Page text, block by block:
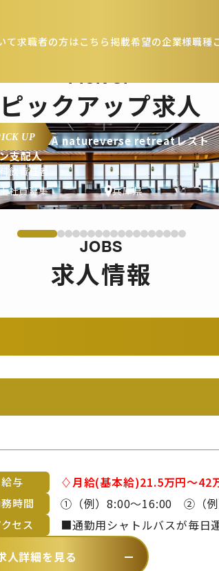
て求職者の方はこちら 掲載希望の企業様職種
ピックアップ求人
UP
PASONA natureverse retreatレスト
支配人
飲責任者
社員募集
兵庫県
JOBS
求人情報
給与
♢月給(基本給)21.5万円～42万円以
途支給です。 ※詳細は備考欄をご覧ください
齢や経験を考慮のうえ、当社
時間
①（例）8:00～16:00 ②（例）13:00～21:00 ※
間、休憩1時間の勤務形態。 ※曜日・日数・時間は変わる場合あり ※休日勤
務・残業・早出をお願いする
セス
■通勤用シャトルバスが毎日
～平林まで約20分）【 バス
ら徒歩1分
人詳細を見る